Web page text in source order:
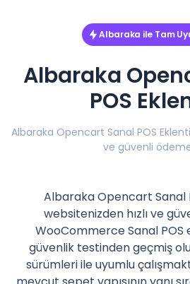
Albaraka ile Tam
Albaraka
POS
Albaraka Opencart Sanal POS
ve güvenli ödeme
Albaraka Opencart Sanal
websitenizden hızlı ve
WooCommerce Sanal POS
güvenlik testinden geçmiş
sürümleri ile uyumlu